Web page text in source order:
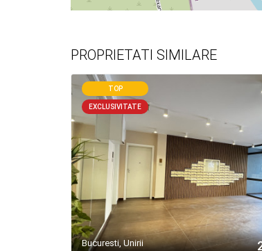
PROPRIETATI SIMILARE
TOP
EXCLUSIVITATE
Bucuresti, Unirii